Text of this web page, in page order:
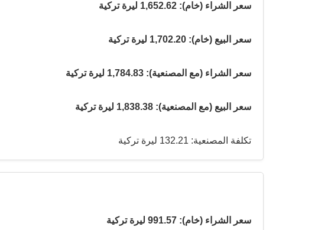
سعر الشراء (خام): 1,652.62 ليرة تركية
سعر البيع (خام): 1,702.20 ليرة تركية
سعر الشراء (مع المصنعية): 1,784.83 ليرة تركية
سعر البيع (مع المصنعية): 1,838.38 ليرة تركية
تكلفة المصنعية: 132.21 ليرة تركية
سعر الشراء (خام): 991.57 ليرة تركية